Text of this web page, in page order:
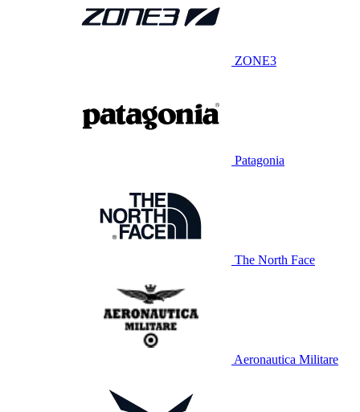
ZONE3
Patagonia
The North Face
Aeronautica Militare